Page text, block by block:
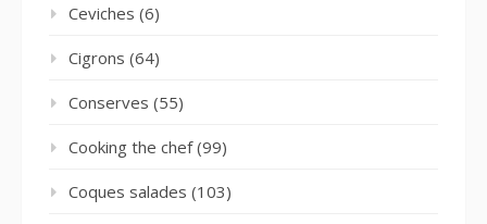
Ceviches (6)
Cigrons (64)
Conserves (55)
Cooking the chef(99)
Coques salades (103)